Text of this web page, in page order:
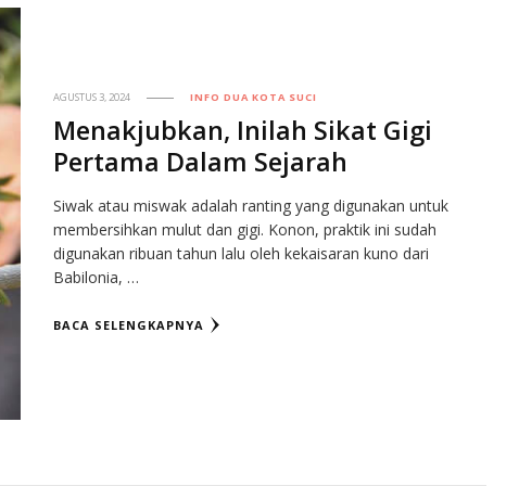
AGUSTUS 3, 2024 INFO DUA KOTA SUCI
Menakjubkan, Inilah Sikat Gigi
Pertama Dalam Sejarah
Siwak atau miswak adalah ranting yang digunakan untuk
membersihkan mulut dan gigi. Konon, praktik ini sudah
digunakan ribuan tahun lalu oleh kekaisaran kuno dari
Babilonia, …
BACA SELENGKAPNYA